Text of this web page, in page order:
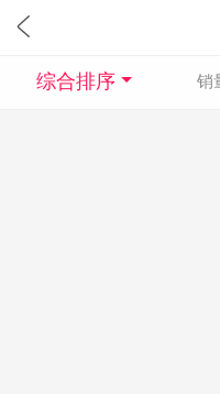
综合排序 销